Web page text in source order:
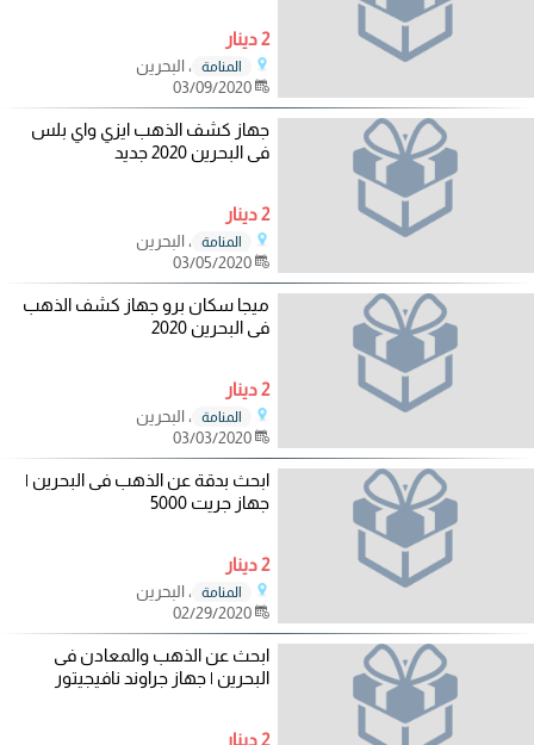
2 دينار
المنامة
، البحرين
03/09/2020
جهاز كشف الذهب ايزي واي بلس
فى البحرين 2020 جديد
2 دينار
المنامة
، البحرين
03/05/2020
ميجا سكان برو جهاز كشف الذهب
فى البحرين 2020
2 دينار
المنامة
، البحرين
03/03/2020
ابحث بدقة عن الذهب فى البحرين |
جهاز جريت 5000
2 دينار
المنامة
، البحرين
02/29/2020
ابحث عن الذهب والمعادن فى
البحرين | جهاز جراوند نافيجيتور
2 دينار